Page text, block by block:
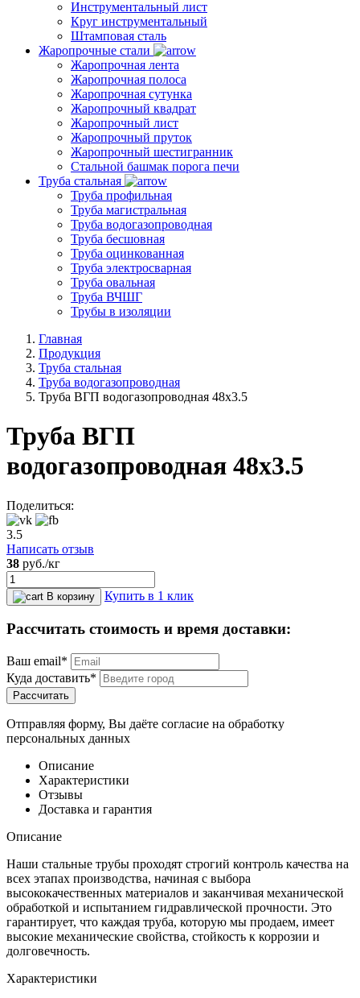
Инструментальный лист
Круг инструментальный
Штамповая сталь
Жаропрочные стали
Жаропрочная лента
Жаропрочная полоса
Жаропрочная сутунка
Жаропрочный квадрат
Жаропрочный лист
Жаропрочный пруток
Жаропрочный шестигранник
Стальной башмак порога печи
Труба стальная
Труба профильная
Труба магистральная
Труба водогазопроводная
Труба бесшовная
Труба оцинкованная
Труба электросварная
Труба овальная
Труба ВЧШГ
Трубы в изоляции
Главная
Продукция
Труба стальная
Труба водогазопроводная
Труба ВГП водогазопроводная 48х3.5
Труба ВГП
водогазопроводная 48х3.5
Поделиться:
3.5
Написать отзыв
38 руб./кг
В корзину Купить в 1 клик
Рассчитать стоимость и время доставки:
Ваш email*
Куда доставить*
Рассчитать
Отправляя форму, Вы даёте согласие на обработку
персональных данных
Описание
Характеристики
Отзывы
Доставка и гарантия
Описание
Наши стальные трубы проходят строгий контроль качества на
всех этапах производства, начиная с выбора
высококачественных материалов и заканчивая механической
обработкой и испытанием гидравлической прочности. Это
гарантирует, что каждая труба, которую мы продаем, имеет
высокие механические свойства, стойкость к коррозии и
долговечность.
Характеристики